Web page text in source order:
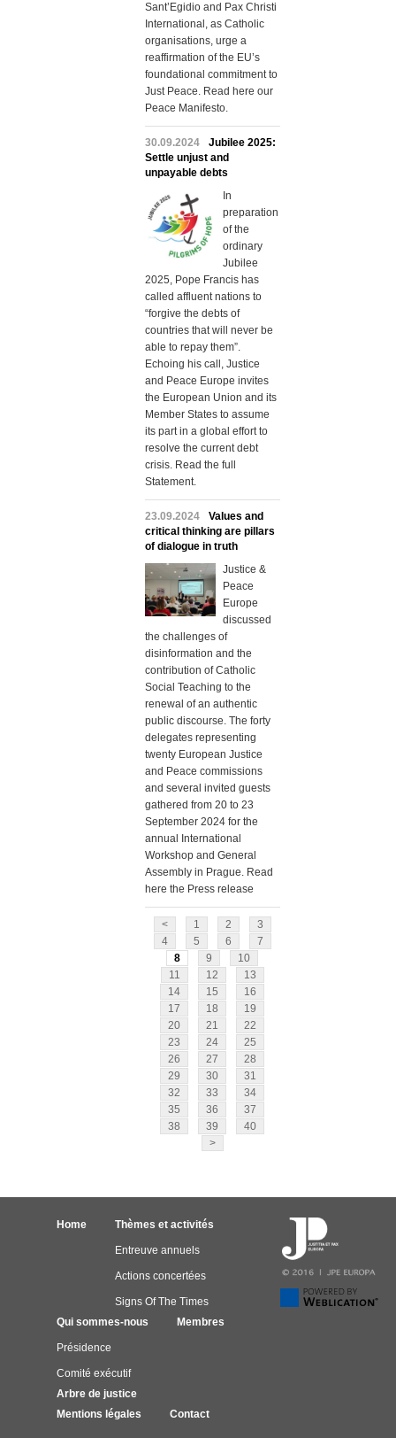
Sant’Egidio and Pax Christi
International, as Catholic
organisations, urge a
reaffirmation of the EU’s
foundational commitment to
Just Peace. Read here our
Peace Manifesto.
30.09.2024
Jubilee 2025:
Settle unjust and
unpayable debts
In
preparation
of the
ordinary
Jubilee
2025, Pope Francis has
called affluent nations to
“forgive the debts of
countries that will never be
able to repay them”.
Echoing his call, Justice
and Peace Europe invites
the European Union and its
Member States to assume
its part in a global effort to
resolve the current debt
crisis. Read the full
Statement.
23.09.2024
Values and
critical thinking are pillars
of dialogue in truth
Justice &
Peace
Europe
discussed
the challenges of
disinformation and the
contribution of Catholic
Social Teaching to the
renewal of an authentic
public discourse. The forty
delegates representing
twenty European Justice
and Peace commissions
and several invited guests
gathered from 20 to 23
September 2024 for the
annual International
Workshop and General
Assembly in Prague. Read
here the Press release
< 1 2
3
4
5 6
7
8
9
10
11
12
13
14
15
16
17
18
19
20
21
22
23
24
25
26
27
28
29
30
31
32
33
34
35
36
37
38
39
40
>
Home Thèmes et activités
Entreuve annuels
Actions concertées
Signs Of The Times
Qui sommes-nous
Présidence
Comité exécutif
Membres
Arbre de justice
Mentions légales
Contact